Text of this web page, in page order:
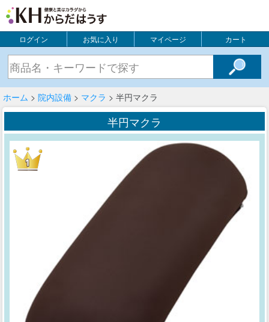
ログイン お気に入り マイページ カート
ホーム > 院内設備 > マクラ > 半円マクラ
半円マクラ